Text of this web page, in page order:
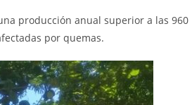
producción anual superior a las 960
por quemas.